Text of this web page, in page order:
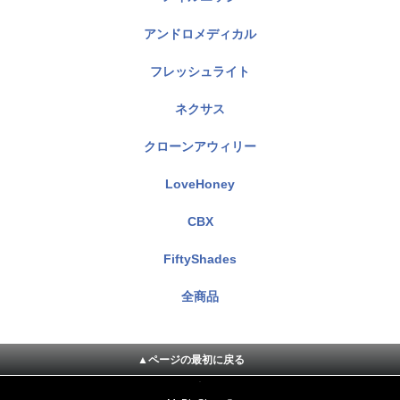
アンドロメディカル
フレッシュライト
ネクサス
クローンアウィリー
LoveHoney
CBX
FiftyShades
全商品
▲ページの最初に戻る